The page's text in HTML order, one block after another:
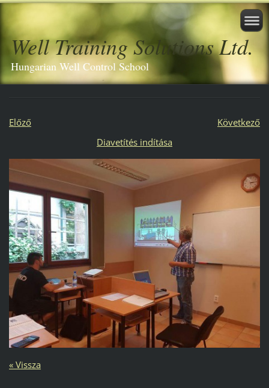
Well Training Solutions Ltd.
Hungarian Well Control School
Előző
Következő
Diavetítés indítása
« Vissza